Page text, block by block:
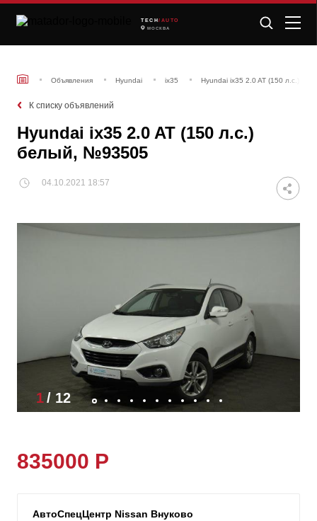
TECH /AUTO
МОСКВА
Объявления Hyundai ix35 Hyundai ix35 2.0 AT (150 л.с.)
К списку объявлений
Hyundai ix35 2.0 AT (150 л.с.)
белый, №93505
04.10.2021 18:57
1/ 12
835000 Р
АвтоСпецЦентр Nissan Внуково